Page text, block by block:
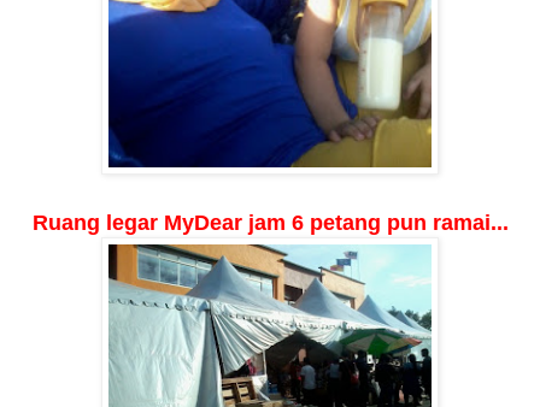
Ruang legar MyDear jam 6 petang pun ramai...